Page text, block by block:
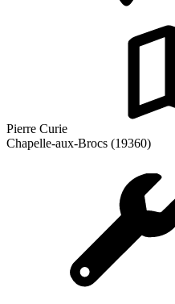
Pierre Curie
Chapelle-aux-Brocs (19360)